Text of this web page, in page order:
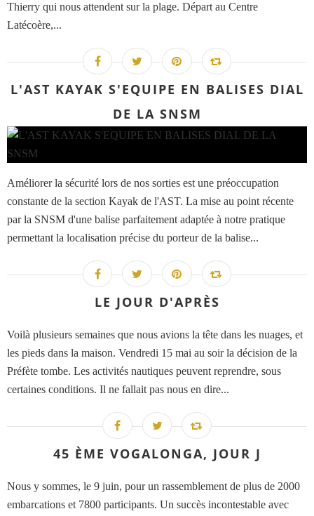
Thierry qui nous attendent sur la plage. Départ au Centre
Latécoère,...
L'AST KAYAK S'EQUIPE EN BALISES DIAL
DE LA SNSM
Améliorer la sécurité lors de nos sorties est une préoccupation
constante de la section Kayak de l'AST. La mise au point récente
par la SNSM d'une balise parfaitement adaptée à notre pratique
permettant la localisation précise du porteur de la balise...
LE JOUR D'APRÈS
Voilà plusieurs semaines que nous avions la tête dans les nuages, et
les pieds dans la maison. Vendredi 15 mai au soir la décision de la
Préfète tombe. Les activités nautiques peuvent reprendre, sous
certaines conditions. Il ne fallait pas nous en dire...
45 ÈME VOGALONGA, JOUR J
Nous y sommes, le 9 juin, pour un rassemblement de plus de 2000
embarcations et 7800 participants. Un succès incontestable avec